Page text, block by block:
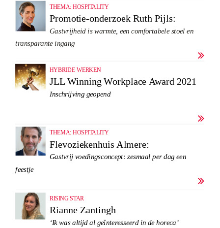
THEMA: HOSPITALITY
Promotie-onderzoek Ruth Pijls:
Gastvrijheid is warmte, een comfortabele stoel en
transparante ingang

HYBRIDE WERKEN
JLL Winning Workplace Award 2021
Inschrijving geopend

THEMA: HOSPITALITY
Flevoziekenhuis Almere:
Gastvrij voedingsconcept: zesmaal per dag een
feestje

RISING STAR
Rianne Zantingh
‘Ik was altijd al geïnteresseerd in de horeca’